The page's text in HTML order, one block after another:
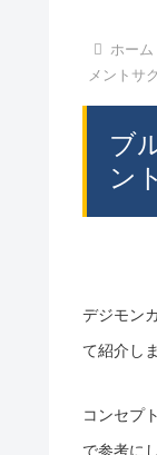
ホーム
メントサ
ブ
ン
デジモン
て紹介し
コンセプ
で参考に